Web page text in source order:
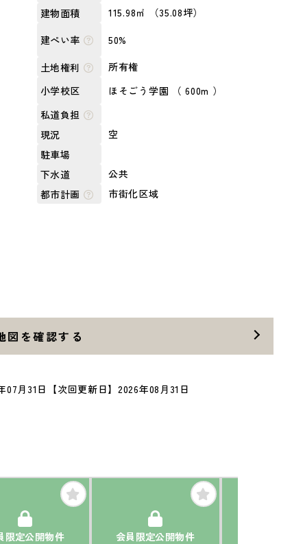
建物面積
115.98㎡ （35.08坪）
建ぺい率
50%
土地権利
所有権
小学校区
ほそごう学園 （ 600m ）
私道負担
現況
空
駐車場
下水道
公共
都市計画
市街化区域
図を確認する
07月31日 【次回更新日】2026年08月31日
限定公開物件 会員限定公開物件